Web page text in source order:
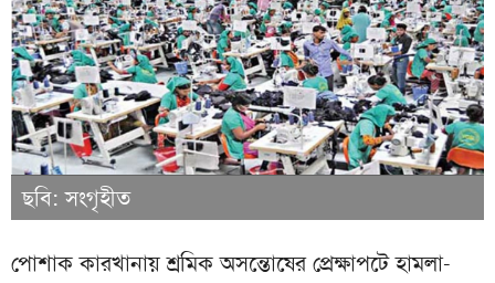
ছবি: সংগৃহীত
পোশাক কারখানায় শ্রমিক অসন্তোষের প্রেক্ষাপটে হামলা-